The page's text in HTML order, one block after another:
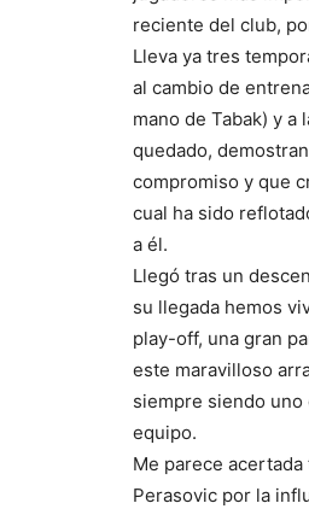
reciente del club,
Lleva ya tres
al cambio de
mano de Tabak) y a
quedado,
compromiso y que
cual ha sido
a él.
Llegó tras un
su llegada hemos
play-off, una gran
este maravilloso
siempre siendo
equipo.
Me parece
Perasovic por la